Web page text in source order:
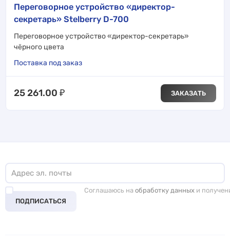
Переговорное устройство «директор-
секретарь» Stelberry D-700
Переговорное устройство «директор-секретарь»
чёрного цвета
Поставка под заказ
25 261.00 ₽ ЗАКАЗАТЬ
ПОДПИСАТЬСЯ
Соглашаюсь на обработку данных и